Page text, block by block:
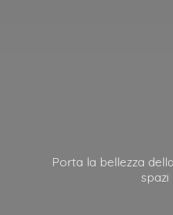
Porta la bellezza
spazi